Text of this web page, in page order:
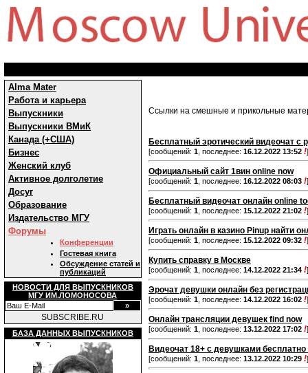
Alma Mater
Работа и карьера
Выпускники
Выпускники ВМиК
Канада (+США)
Бизнес
Женский клуб
Активное долголетие
Досуг
Образование
Издательство МГУ
Форумы
Конференции
Гостевая книга
Обсуждение статей и
публикаций
НОВОСТИ ДЛЯ ВЫПУСКНИКОВ
МГУ ИМ.ЛОМОНОСОВА
SUBSCRIBE.RU
БАЗА ДАННЫХ ВЫПУСКНИКОВ
Ссылки на смешные и прикольные
Бесплатный эротический видеочат с
[сообщений: 1 , последнее: 16.12.2022 13:52 !]
Официальный сайт 1вин online now
[сообщений: 1 , последнее: 16.12.2022 08:03 !]
Бесплатный видеочат онлайн online
[сообщений: 1 , последнее: 15.12.2022 21:02 !]
Играть онлайн в казино Pinup найти
[сообщений: 1 , последнее: 15.12.2022 09:32 !]
Купить справку в Москве
[сообщений: 1 , последнее: 14.12.2022 21:34 !]
Эрочат девушки онлайн без
[сообщений: 1 , последнее: 14.12.2022 16:02 !]
Онлайн трансляции девушек find now
[сообщений: 1 , последнее: 13.12.2022 17:02 !]
Видеочат 18+ с девушками
[сообщений: 1 , последнее: 13.12.2022 10:29 !]